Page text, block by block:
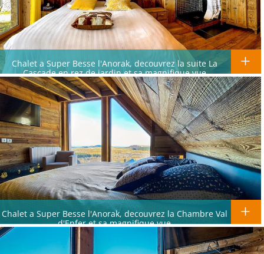
Chalet a Super Besse l'Anorak, decouvrez la suite La
Cascade en rez de jardin et sa magnifique vue
Chalet a Super Besse l'Anorak, decouvrez la Chambre Val
d'Enfer et sa magnifique vue